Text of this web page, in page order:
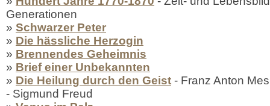
Generationen
» Schwarzer Peter
» Die hässliche Herzogin
» Brennendes Geheimnis
» Brief einer Unbekannten
» Die Heilung durch den Geist - Franz Anton
- Sigmund Freud